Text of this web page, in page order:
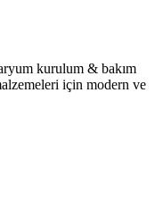
kurulum & bakım
için modern ve